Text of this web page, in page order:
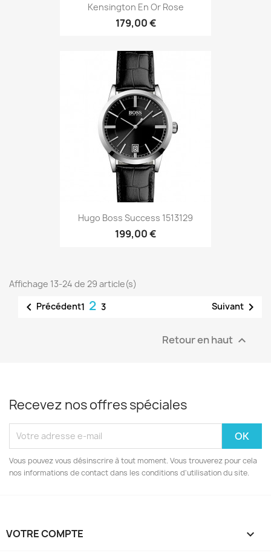
Kensington En Or Rose
179,00 €
Hugo Boss Success 1513129
199,00 €
Affichage 13-24 de 29 article(s)
 Précédent1 2 3 Suivant 
Retour en haut 
Recevez nos offres spéciales
Vous pouvez vous désinscrire à tout moment. Vous trouverez pour cela
nos informations de contact dans les conditions d'utilisation du site.
VOTRE COMPTE 